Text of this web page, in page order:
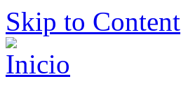
Skip to Content